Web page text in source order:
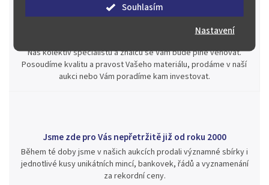
Souhlasím
Nastavení
Špičkové služby za nejlepší ceny
Náš kolektiv specialistů a znalců se Vám bude plně věnovat.
Posoudíme kvalitu a pravost Vašeho materiálu, prodáme v naší
aukci nebo Vám poradíme kam investovat.
Jsme zde pro Vás nepřetržitě již od roku 2000
Během té doby jsme v našich aukcích prodali významné sbírky i
jednotlivé kusy unikátních mincí, bankovek, řádů a vyznamenání
za rekordní ceny.